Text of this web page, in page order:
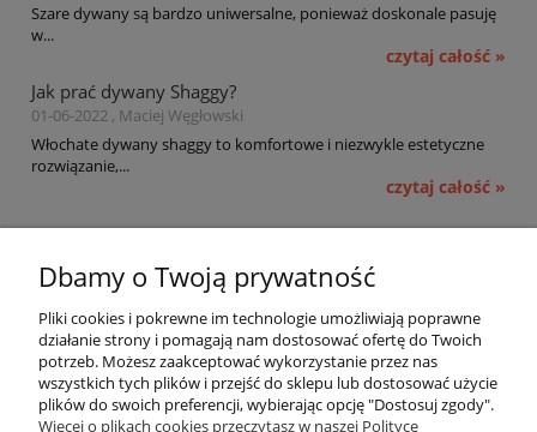
Szare dywany są bardzo uniwersalne, ponieważ doskonale pasuję
w...
czytaj całość »
Jak prać dywany Shaggy?
01-06-2022 , Maciej Węgłowski
Włochate dywany shaggy to komfortowe i niezwykle estetyczne
rozwiązanie,...
czytaj całość »
Płatności i dostawa
Informacje
Dbamy o Twoją prywatność
Pliki cookies i pokrewne im technologie umożliwiają poprawne
działanie strony i pomagają nam dostosować ofertę do Twoich
potrzeb. Możesz zaakceptować wykorzystanie przez nas
wszystkich tych plików i przejść do sklepu lub dostosować użycie
plików do swoich preferencji, wybierając opcję "Dostosuj zgody".
Więcej o plikach cookies przeczytasz w naszej Polityce